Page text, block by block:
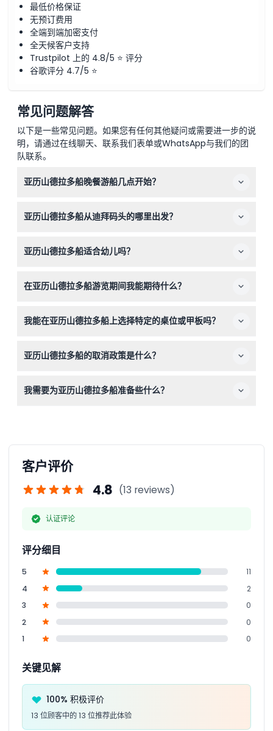
最低价格保证
无预订费用
全端到端加密支付
全天候客户支持
Trustpilot 上的 4.8/5 ⭐ 评分
谷歌评分 4.7/5 ⭐
常见问题解答
以下是一些常见问题。如果您有任何其他疑问或需要进一步的说
明，请通过在线聊天、联系我们表单或WhatsApp与我们的团
队联系。
亚历山德拉多船晚餐游船几点开始？
变动，请在预订时确认）。
亚历山德拉多船从迪拜码头的哪里出发？
亚历山德拉多船适合幼儿吗？
在亚历山德拉多船游览期间我能期待什么？
限量软饮、现场表演（包括坦努拉舞者和女歌手），以及迪
我能在亚历山德拉多船上选择特定的桌位或甲板吗？
层甲板的桌位。
亚历山德拉多船的取消政策是什么？
取消或未出现将全额收费。
我需要为亚历山德拉多船准备些什么？
客户评价
4.8 (13 reviews)
认证评论
评分细目
5
11
4
2
3
0
2
0
1
0
关键见解
100% 积极评价
13 位顾客中的 13 位推荐此体验